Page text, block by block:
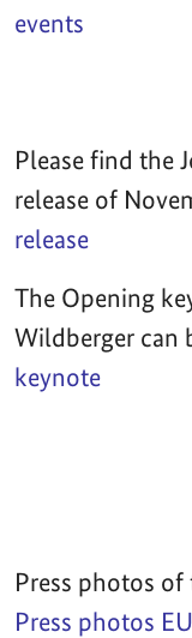
events
Please find the
release of
release
The Opening
Wildberger can
keynote
Press photos
Press photos